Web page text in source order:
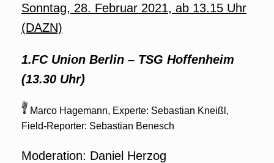
Sonntag, 28. Februar 2021, ab 13.15 Uhr
(DAZN)
1.FC Union Berlin – TSG Hoffenheim
(13.30 Uhr)
Marco Hagemann, Experte: Sebastian Kneißl,
Field-Reporter: Sebastian Benesch
Moderation: Daniel Herzog